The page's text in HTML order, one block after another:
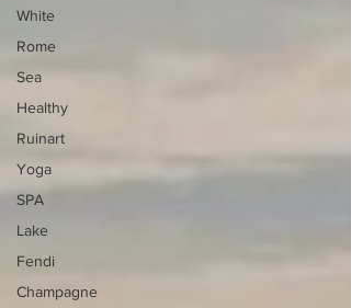
White
Rome
Sea
Healthy
Ruinart
Yoga
SPA
Lake
Fendi
Champagne